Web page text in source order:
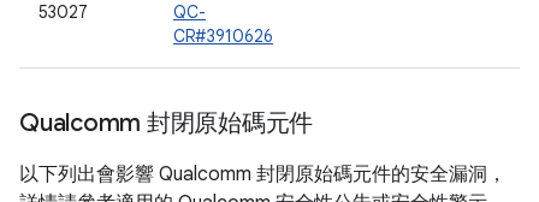
53027
QC-
CR#3910626
Qualcomm 封閉原始碼元件
以下列出會影響 Qualcomm 封閉原始碼元件的安全漏洞，